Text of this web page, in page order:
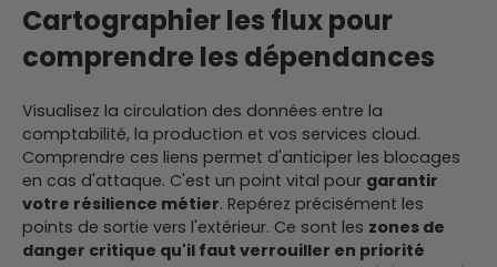
Cartographier les flux pour
comprendre les dépendances
Visualisez la circulation des données entre la
comptabilité, la production et vos services cloud.
Comprendre ces liens permet d'anticiper les blocages
en cas d'attaque. C'est un point vital pour garantir
votre résilience métier. Repérez précisément les
points de sortie vers l'extérieur. Ce sont les zones de
danger critique qu'il faut verrouiller en priorité